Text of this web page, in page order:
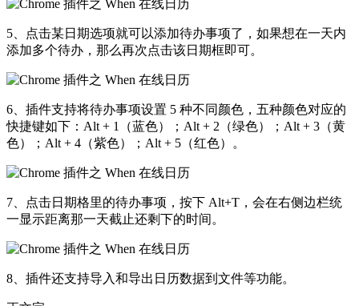
5、点击某日期选项就可以添加待办事项了，如果想在一天内
添加多个待办，那么再次点击该日期框即可。
6、插件支持将待办事项设置 5 种不同颜色，五种颜色对应的
快捷键如下：Alt + 1（蓝色）；Alt + 2（绿色）；Alt + 3（黄
色）；Alt + 4（紫色）；Alt + 5（红色）。
7、点击日期格里的待办事项，按下 Alt+T，会在右侧边栏统
一显示距离那一天截止还剩下的时间。
8、插件还支持导入和导出日历数据到文件等功能。